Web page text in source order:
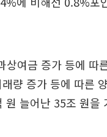
상여금 증가 등에 따
량 증가 등에 따른
원 늘어난 35조 원을